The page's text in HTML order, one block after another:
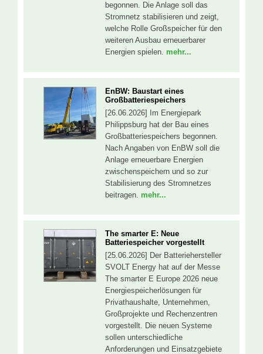
begonnen. Die Anlage soll das
Stromnetz stabilisieren und zeigt,
welche Rolle Großspeicher für den
weiteren Ausbau erneuerbarer
Energien spielen. mehr...
EnBW: Baustart eines
Großbatteriespeichers
[26.06.2026] Im Energiepark
Philippsburg hat der Bau eines
Großbatteriespeichers begonnen.
Nach Angaben von EnBW soll die
Anlage erneuerbare Energien
zwischenspeichern und so zur
Stabilisierung des Stromnetzes
beitragen. mehr...
The smarter E: Neue
Batteriespeicher vorgestellt
[25.06.2026] Der Batteriehersteller
SVOLT Energy hat auf der Messe
The smarter E Europe 2026 neue
Energiespeicherlösungen für
Privathaushalte, Unternehmen,
Großprojekte und Rechenzentren
vorgestellt. Die neuen Systeme
sollen unterschiedliche
Anforderungen und Einsatzgebiete